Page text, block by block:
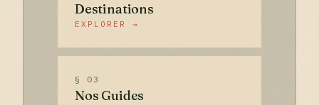
Destinations
EXPLORER →
§ 03
Nos Guides